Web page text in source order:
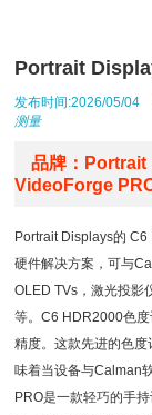
Portrait
发布时间:2026/05/04
测量
品牌：Portrait
VideoForge
Portrait Displays的
硬件解决方案，可与
OLED TVs，激光投影
等。C6 HDR2000色
精度。这款先进的色
味着当设备与Calman
PRO是一款轻巧的手